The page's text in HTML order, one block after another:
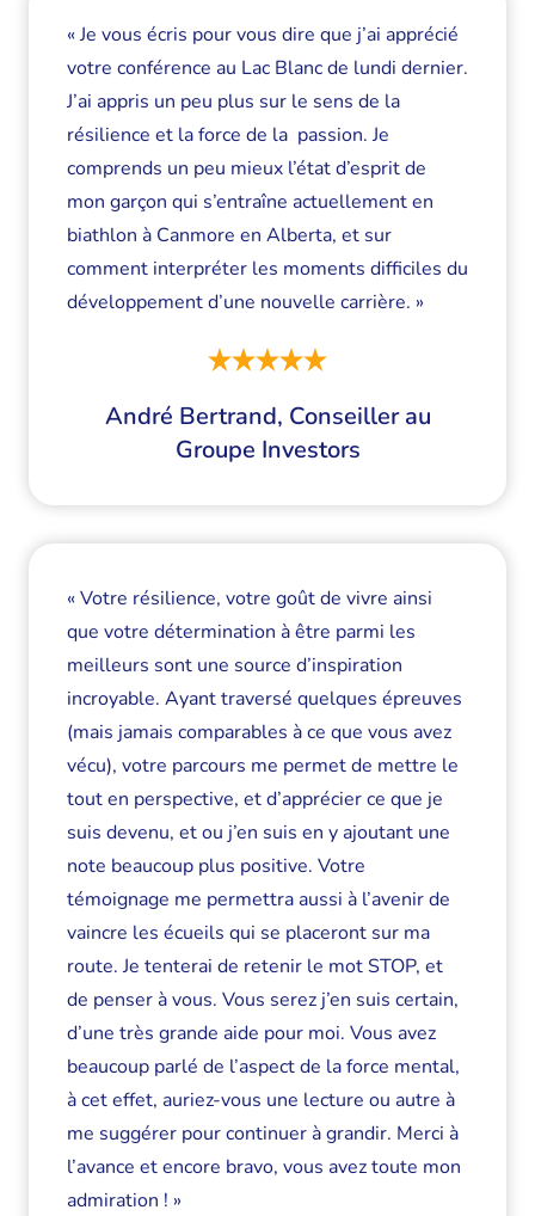
« Je vous écris pour vous dire que j’ai apprécié
votre conférence au Lac Blanc de lundi dernier.
J’ai appris un peu plus sur le sens de la
résilience et la force de la passion. Je
comprends un peu mieux l’état d’esprit de
mon garçon qui s’entraîne actuellement en
biathlon à Canmore en Alberta, et sur
comment interpréter les moments difficiles du
développement d’une nouvelle carrière. »
André Bertrand, Conseiller au
Groupe Investors
« Votre résilience, votre goût de vivre ainsi
que votre détermination à être parmi les
meilleurs sont une source d’inspiration
incroyable. Ayant traversé quelques épreuves
(mais jamais comparables à ce que vous avez
vécu), votre parcours me permet de mettre le
tout en perspective, et d’apprécier ce que je
suis devenu, et ou j’en suis en y ajoutant une
note beaucoup plus positive. Votre
témoignage me permettra aussi à l’avenir de
vaincre les écueils qui se placeront sur ma
route. Je tenterai de retenir le mot STOP, et
de penser à vous. Vous serez j’en suis certain,
d’une très grande aide pour moi. Vous avez
beaucoup parlé de l’aspect de la force mental,
à cet effet, auriez-vous une lecture ou autre à
me suggérer pour continuer à grandir. Merci à
l’avance et encore bravo, vous avez toute mon
admiration ! »